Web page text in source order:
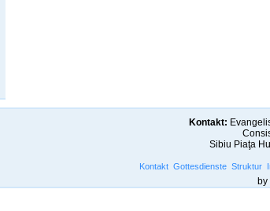
Kontakt:
Sibiu Piaţa
Kontakt Gottesdienste Struktur
by